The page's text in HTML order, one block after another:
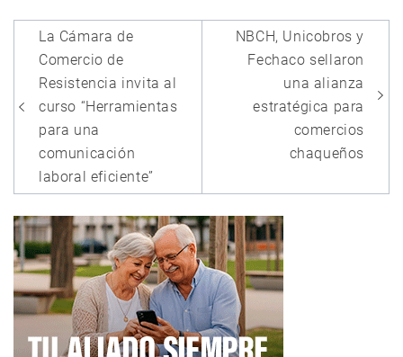
Navegación
de
entradas
La Cámara de
Comercio de
Resistencia invita al
curso “Herramientas
para una
comunicación
laboral eficiente”
NBCH, Unicobros y
Fechaco sellaron
una alianza
estratégica para
comercios
chaqueños